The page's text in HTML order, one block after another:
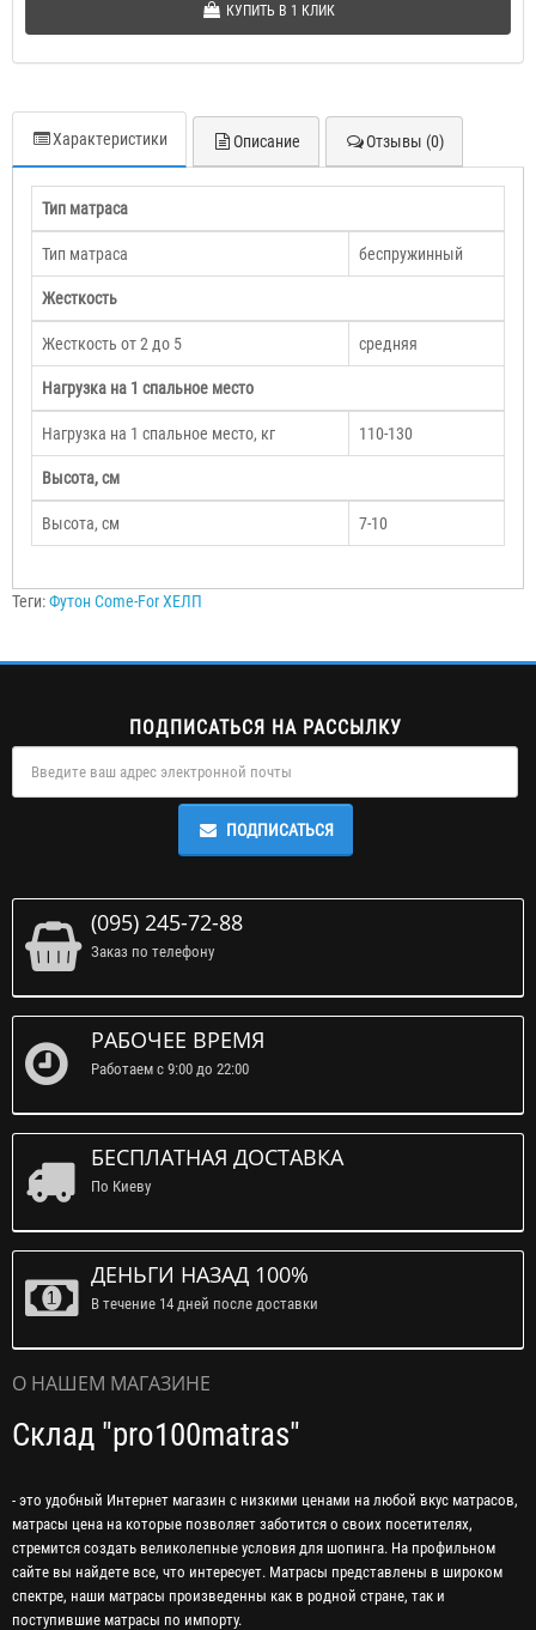
КУПИТЬ В 1 КЛИК
Характеристики Описание Отзывы (0)
Тип матраса
Тип матраса беспружинный
Жесткость
Жесткость от 2 до 5 средняя
Нагрузка на 1 спальное место
Нагрузка на 1 спальное место, кг 110-130
Высота, см
Высота, см 7-10
Теги:Футон Come-For ХЕЛП
ПОДПИСАТЬСЯ НА РАССЫЛКУ
ПОДПИСАТЬСЯ
(095) 245-72-88
Заказ по телефону
РАБОЧЕЕ ВРЕМЯ
Работаем с 9:00 до 22:00
БЕСПЛАТНАЯ ДОСТАВКА
По Киеву
ДЕНЬГИ НАЗАД 100%
В течение 14 дней после доставки
О НАШЕМ МАГАЗИНЕ
Склад "pro100matras"
- это удобный Интернет магазин с низкими ценами на любой вкус матрасов,
матрасы цена на которые позволяет заботится о своих посетителях,
стремится создать великолепные условия для шопинга. На профильном
сайте вы найдете все, что интересует. Матрасы представлены в широком
спектре, наши матрасы произведенны как в родной стране, так и
поступившие матрасы по импорту.